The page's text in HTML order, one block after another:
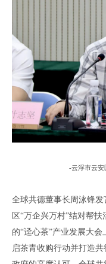
-云浮市云安
全球共德董事长周泳锋发
区“万企兴万村”结对帮扶
的“迳心茶”产业发展大会
启茶青收购行动并打造共